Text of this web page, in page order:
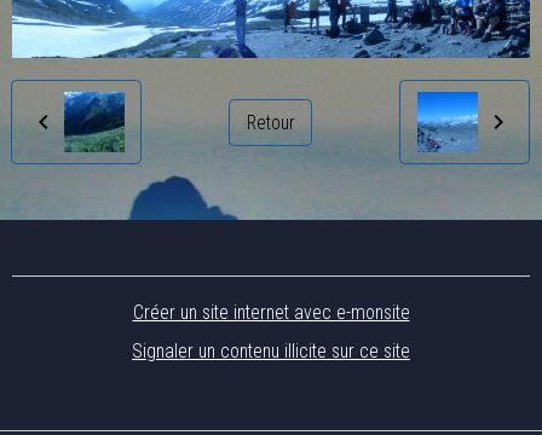
Retour
Créer un site internet avec e-monsite
Signaler un contenu illicite sur ce site